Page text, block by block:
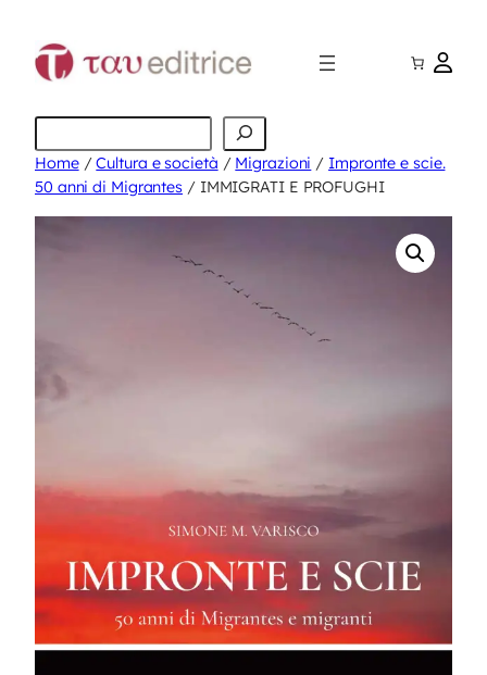
contenuto
Cerca
Home/Cultura e società / Migrazioni / Impronte e scie.
50 anni di Migrantes / IMMIGRATI E PROFUGHI